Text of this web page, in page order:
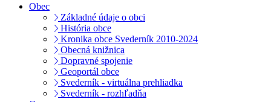
Obec
Základné údaje o obci
História obce
Kronika obce Svederník 2010-2024
Obecná knižnica
Dopravné spojenie
Geoportál obce
Svederník - virtuálna prehliadka
Svederník - rozhľadňa